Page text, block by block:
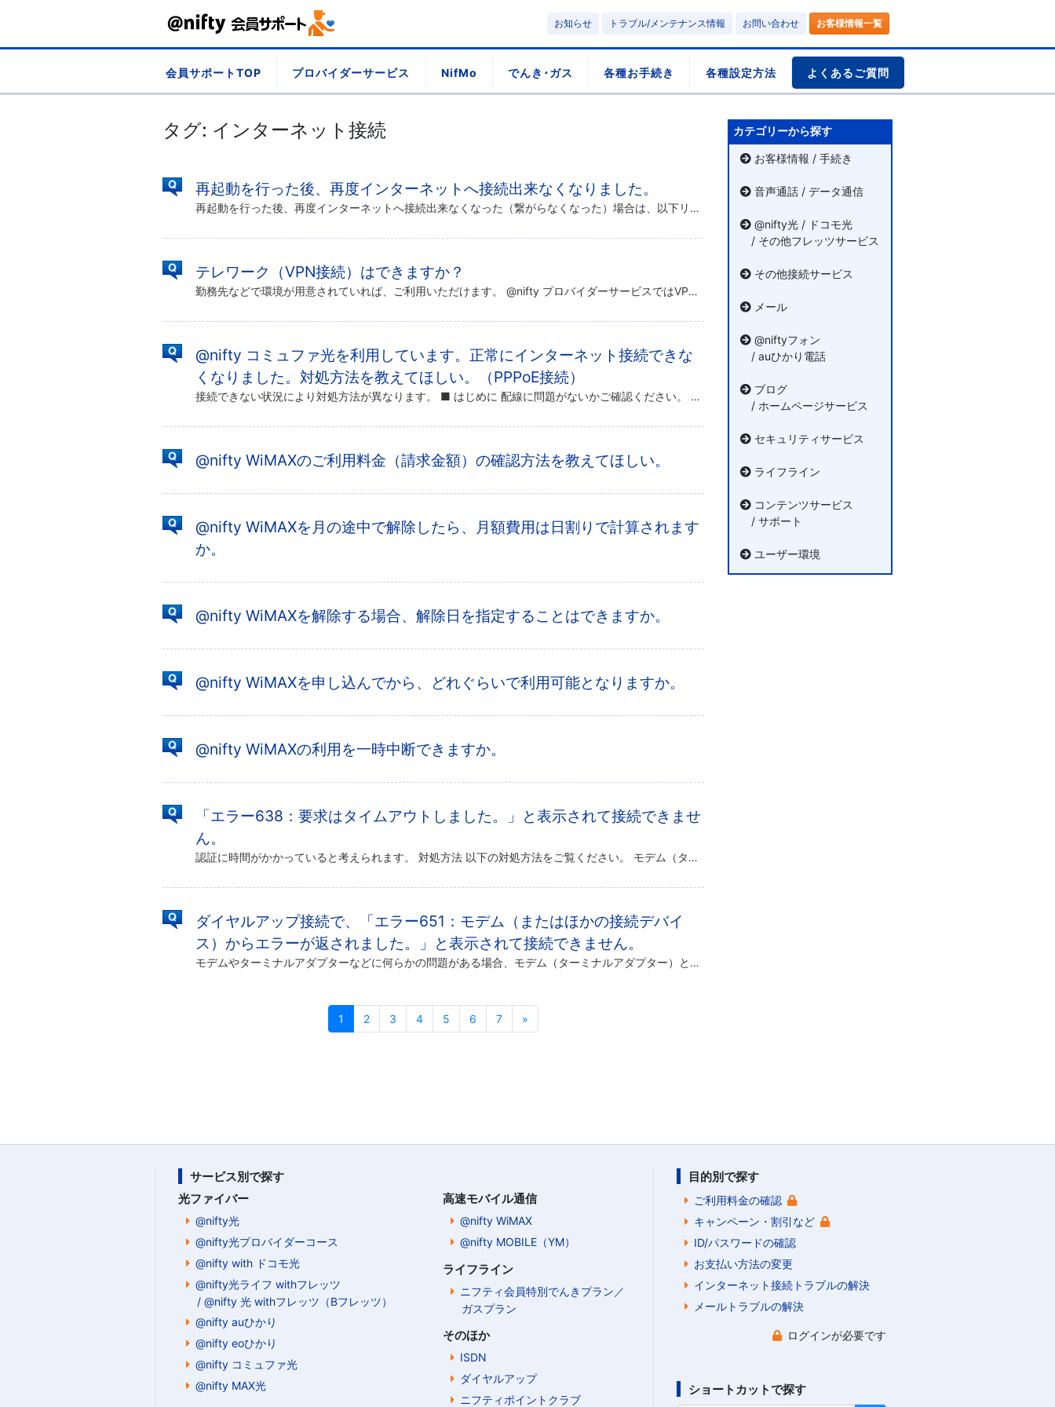
content
お知らせ トラブル/メンテナンス情報 お問い合わせ お客様情報一覧
会員サポートTOP プロバイダーサービス NifMo でんき･ガス 各種お手続き 各種設定方法 よくあるご質問
タグ: インターネット接続
再起動を行った後、再度インターネットへ接続出来なくなりました。
再起動を行った後、再度インターネットへ接続出来なくなった（繋がらなくなった）場合は、以下リンク先をご確認ください。 インターネット接続トラブルの解決
テレワーク（VPN接続）はできますか？
勤務先などで環境が用意されていれば、ご利用いただけます。 @nifty プロバイダーサービスではVPN接続をご利用いただけます。 なお、VPNの設定はVPNの提供元へお問い合わせください。 テレワークに関するお問い合わせ […]
@nifty コミュファ光を利用しています。正常にインターネット接続できな
くなりました。対処方法を教えてほしい。（PPPoE接続）
接続できない状況により対処方法が異なります。 ■ はじめに 配線に問題がないかご確認ください。 詳しい配線については、以下のページをご覧ください。 コミュファ光 機器の接続・配線について 接続機器のランプの状態については […]
@nifty WiMAXのご利用料金（請求金額）の確認方法を教えてほしい。
@nifty WiMAXを月の途中で解除したら、月額費用は日割りで計算されます
か。
@nifty WiMAXを解除する場合、解除日を指定することはできますか。
@nifty WiMAXを申し込んでから、どれぐらいで利用可能となりますか。
@nifty WiMAXの利用を一時中断できますか。
「エラー638：要求はタイムアウトしました。」と表示されて接続できませ
ん。
認証に時間がかかっていると考えられます。 対処方法 以下の対処方法をご覧ください。 モデム（ターミナルアダプター）とパソコンの再起動ダイヤルアップ接続の作り直しパソコンのネットワーク再構築 モデム（ターミナルアダプター） […]
ダイヤルアップ接続で、「エラー651：モデム（またはほかの接続デバイ
ス）からエラーが返されました。」と表示されて接続できません。
モデムやターミナルアダプターなどに何らかの問題がある場合、モデム（ターミナルアダプター）とパソコンの再起動を行います。
1 2 3 4 5 6 7 »
カテゴリーから探す
お客様情報 / 手続き
音声通話 / データ通信
@nifty光 / ドコモ光
/ その他フレッツサービス
その他接続サービス
メール
@niftyフォン
/ auひかり電話
ブログ
/ ホームページサービス
セキュリティサービス
ライフライン
コンテンツサービス
/ サポート
ユーザー環境
サービス別で探す
光ファイバー
@nifty光
@nifty光プロバイダーコース
@nifty with ドコモ光
@nifty光ライフ withフレッツ
/ @nifty 光 withフレッツ（Bフレッツ）
@nifty auひかり
@nifty eoひかり
@nifty コミュファ光
@nifty MAX光
高速モバイル通信
@nifty WiMAX
@nifty MOBILE（YM）
ライフライン
ニフティ会員特別でんきプラン／
ガスプラン
そのほか
ISDN
ダイヤルアップ
ニフティポイントクラブ
目的別で探す
ご利用料金の確認
キャンペーン・割引など
ID/パスワードの確認
お支払い方法の変更
インターネット接続トラブルの解決
メールトラブルの解決
ログインが必要です
ショートカットで探す